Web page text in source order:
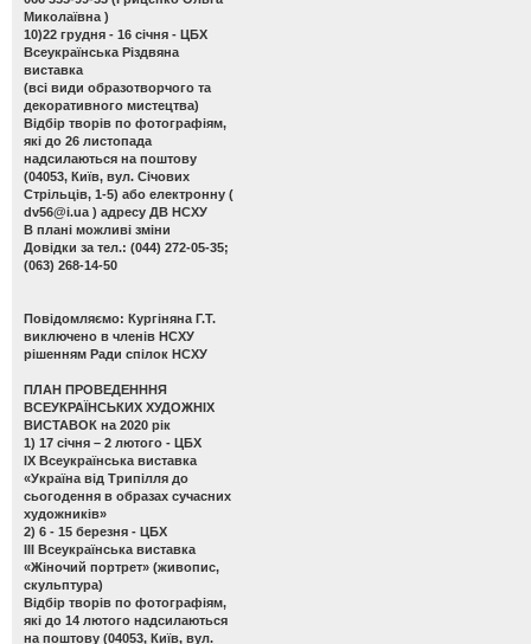
Миколаївна )
10)22 грудня - 16 січня - ЦБХ
Всеукраїнська Різдвяна
виставка
(всі види образотворчого та
декоративного мистецтва)
Відбір творів по фотографіям,
які до 26 листопада
надсилаються на поштову
(04053, Київ, вул. Січових
Стрільців, 1-5) або електронну (
dv56@i.ua ) адресу ДВ НСХУ
В плані можливі зміни
Довідки за тел.: (044) 272-05-35;
(063) 268-14-50
Повідомляємо: Кургіняна Г.Т.
виключено в членів НСХУ
рішенням Ради спілок НСХУ
ПЛАН ПРОВЕДЕНННЯ
ВСЕУКРАЇНСЬКИХ ХУДОЖНІХ
ВИСТАВОК на 2020 рік
1) 17 січня – 2 лютого - ЦБХ
ІХ Всеукраїнська виставка
«Україна від Трипілля до
сьогодення в образах сучасних
художників»
2) 6 - 15 березня - ЦБХ
ІІІ Всеукраїнська виставка
«Жіночий портрет» (живопис,
скульптура)
Відбір творів по фотографіям,
які до 14 лютого надсилаються
на поштову (04053, Київ, вул.